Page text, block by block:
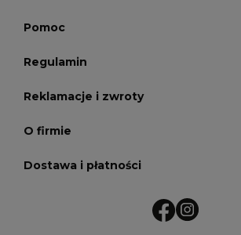
Pomoc
Regulamin
Reklamacje i zwroty
O firmie
Dostawa i płatności